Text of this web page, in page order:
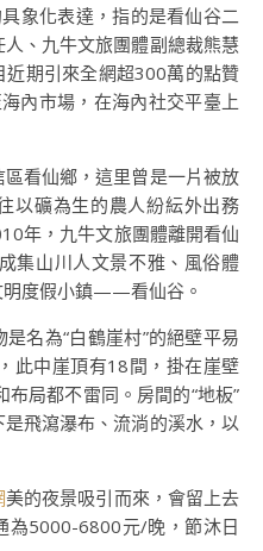
象化表達，指的是看仙谷二
、九牛文旅團體副總裁熊慧
期引來全網超300萬的點贊
內市場，在海內社交平臺上
看仙鄉，這里曾是一片被放
以礦為生的農人紛紜外出務
年，九牛文旅團體離開看仙
集山川人文景不雅、風俗體
明度假小鎮——看仙谷。
名為“白鶴崖村”的絕壁平易
此中崖頂有18間，掛在崖壁
局都不雷同。房間的“地板”
飛瀉瀑布、流淌的溪水，以
美的夜景吸引而來，會留上去
為5000-6800元/晚，節沐日